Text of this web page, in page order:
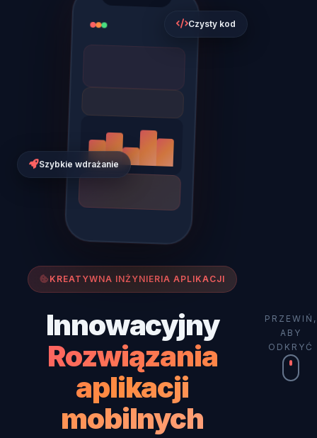
KREATYWNA INŻYNIERIA APLIKACJI
Innowacyjny
Rozwiązania
aplikacji
mobilnych
Czysty kod
Szybkie wdrażanie
PRZEWIŃ,
ABY
ODKRYĆ